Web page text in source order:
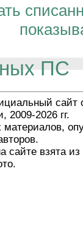
ПС
сайт
2009-2026 гг.
взята из